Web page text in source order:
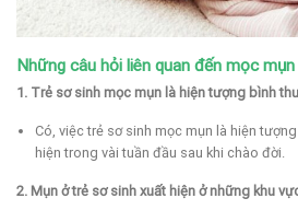
Những câu hỏi liên quan đến mọc
1. Trẻ sơ sinh mọc mụn là hiện tượng bình
Có, việc trẻ sơ sinh mọc mụn là hiện
hiện trong vài tuần đầu sau khi chào đời.
2. Mụn ở trẻ sơ sinh xuất hiện ở những khu